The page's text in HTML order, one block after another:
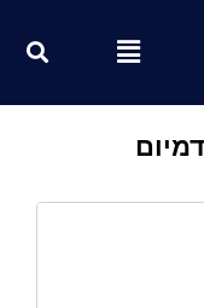
Menu